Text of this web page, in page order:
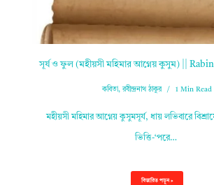
সূর্য ও ফুল (মহীয়সী মহিমার আগ্নেয় কুসুম) ||
কবিতা,রবীন্দ্রনাথ ঠাকুর 1 Min Read
মহীয়সী মহিমার আগ্নেয় কুসুমসূর্য, ধায় লভিবারে
ভিত্তি-‘পরে…
বিস্তারিত পড়ুন »